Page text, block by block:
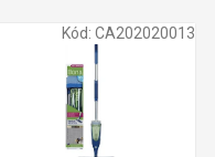
Kód:CA202020013